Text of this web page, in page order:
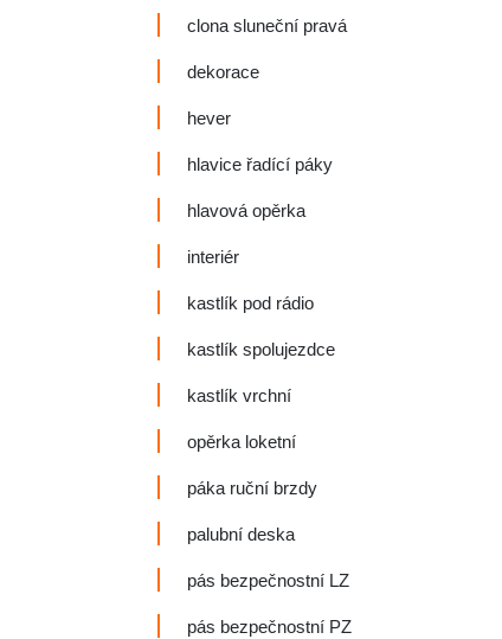
clona sluneční pravá
dekorace
hever
hlavice řadící páky
hlavová opěrka
interiér
kastlík pod rádio
kastlík spolujezdce
kastlík vrchní
opěrka loketní
páka ruční brzdy
palubní deska
pás bezpečnostní LZ
pás bezpečnostní PZ